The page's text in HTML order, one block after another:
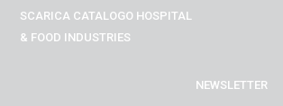
SCARICA CATALOGO HOSPITAL
& FOOD INDUSTRIES
NEWSLETTER